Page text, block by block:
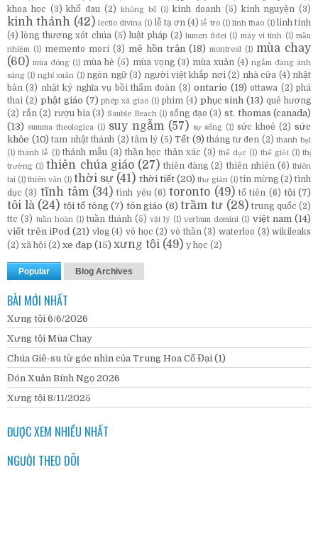
khoa học (3) khổ đau (2) khủng bố (1) kinh doanh (5) kinh nguyện (3)
kinh thánh (42) lectio divina (1) lễ tạ ơn (4) lễ tro (1) linh thao (1) linh tinh
(4) lòng thương xót chúa (5) luật pháp (2) lumen fidei (1) máy vi tính (1) mầu
nhiệm
(1) memento mori (3) mê hồn trận (18) montreal (1) mùa chay
(60) mùa đông (1) mùa hè (5) mùa vọng (3) mùa xuân (4) ngắm đàng ánh
sáng (1) nghỉ xuân (1) ngôn ngữ (3) người việt khắp nơi (2) nhà cửa (4) nhật
bản (3) nhật ký nghĩa vụ bồi thẩm đoàn (3) ontario (19) ottawa (2) phá
thai (2) phật giáo (7) phép xã giao (1) phim (4) phục sinh (13) quê hương
(2) rắn (2) rượu bia (3) Sauble Beach (1) sống đạo (3) st. thomas (canada)
(13)
summa theologica (1) suy ngẫm (57) sự sống (1) sức khoẻ (2) sức
khỏe (10) tam nhật thánh (2) tâm lý (5) Tết (9) tháng tư đen (2) thành bại
(1) thánh lễ (1) thánh mẫu (3) thần học thân xác (3) thể dục (1) thế giới (1) thị
trường (1) thiên chúa giáo (27) thiên đàng (2) thiên nhiên (6) thiên
tai (1) thiên văn (1) thời sự (41) thời tiết (20) thư giản (1) tin mừng (2) tình
dục (3) tĩnh tâm (34) tình yêu (6) toronto (49) tổ tiên (6) tội (7)
tôi là (24) tội tổ tông (7) tôn giáo (8) trầm tư (28) trung quốc (2)
ttc (3) tuần hoàn (1) tuần thánh (5) vật lý (1) verbum domini (1) việt nam (14)
viết trên iPod (21) vlog (4) võ học (2) vô thần (3) waterloo (3) wikileaks
(2) xã hội (2) xe đạp (15) xưng tội (49) y học (2)
Popular Blog Archives
BÀI MỚI NHẤT
Xưng tội 6/6/2026
Xưng tội Mùa Chay
Chúa Giê-su từ góc nhìn của Trung Hoa Cổ Đại (1)
Đón Xuân Bính Ngọ 2026
Xưng tội 8/11/2025
ĐƯỢC XEM NHIỀU NHẤT
NGƯỜI THEO DÕI